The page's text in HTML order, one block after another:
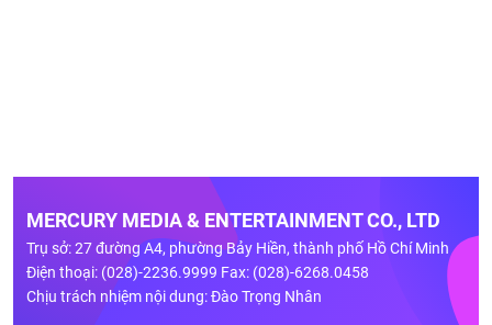
MERCURY MEDIA & ENTERTAINMENT CO., LTD
Trụ sở: 27 đường A4, phường Bảy Hiền, thành phố Hồ Chí Minh
Điện thoại: (028)-2236.9999 Fax: (028)-6268.0458
Chịu trách nhiệm nội dung: Đào Trọng Nhân